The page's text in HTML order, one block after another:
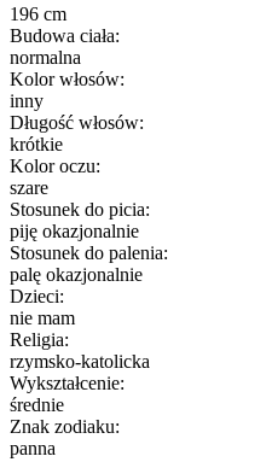
196 cm
Budowa ciała:
normalna
Kolor włosów:
inny
Długość włosów:
krótkie
Kolor oczu:
szare
Stosunek do picia:
piję okazjonalnie
Stosunek do palenia:
palę okazjonalnie
Dzieci:
nie mam
Religia:
rzymsko-katolicka
Wykształcenie:
średnie
Znak zodiaku:
panna